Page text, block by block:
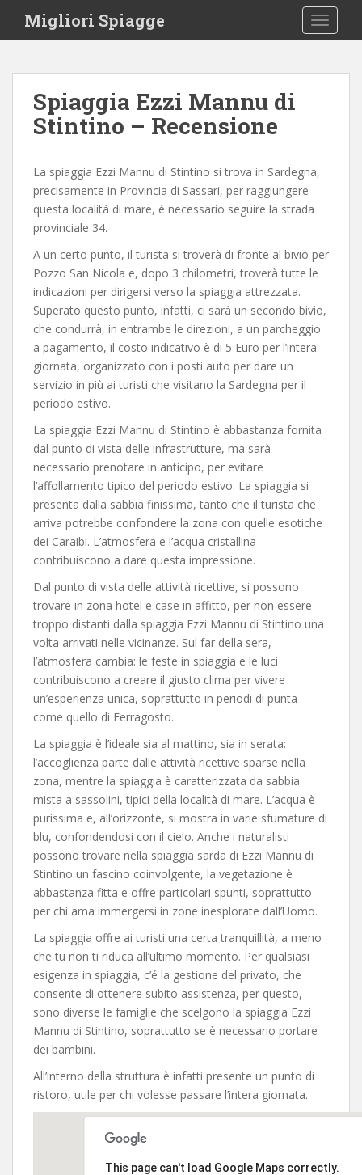
i
Migliori Spiagge
Spiaggia Ezzi Mannu di
Stintino – Recensione
La spiaggia Ezzi Mannu di Stintino si trova in Sardegna,
precisamente in Provincia di Sassari, per raggiungere
questa località di mare, è necessario seguire la strada
provinciale 34.
A un certo punto, il turista si troverà di fronte al bivio per
Pozzo San Nicola e, dopo 3 chilometri, troverà tutte le
indicazioni per dirigersi verso la spiaggia attrezzata.
Superato questo punto, infatti, ci sarà un secondo bivio,
che condurrà, in entrambe le direzioni, a un parcheggio
a pagamento, il costo indicativo è di 5 Euro per l’intera
giornata, organizzato con i posti auto per dare un
servizio in più ai turisti che visitano la Sardegna per il
periodo estivo.
La spiaggia Ezzi Mannu di Stintino è abbastanza fornita
dal punto di vista delle infrastrutture, ma sarà
necessario prenotare in anticipo, per evitare
l’affollamento tipico del periodo estivo. La spiaggia si
presenta dalla sabbia finissima, tanto che il turista che
arriva potrebbe confondere la zona con quelle esotiche
dei Caraibi. L’atmosfera e l’acqua cristallina
contribuiscono a dare questa impressione.
Dal punto di vista delle attività ricettive, si possono
trovare in zona hotel e case in affitto, per non essere
troppo distanti dalla spiaggia Ezzi Mannu di Stintino una
volta arrivati nelle vicinanze. Sul far della sera,
l’atmosfera cambia: le feste in spiaggia e le luci
contribuiscono a creare il giusto clima per vivere
un’esperienza unica, soprattutto in periodi di punta
come quello di Ferragosto.
La spiaggia è l’ideale sia al mattino, sia in serata:
l’accoglienza parte dalle attività ricettive sparse nella
zona, mentre la spiaggia è caratterizzata da sabbia
mista a sassolini, tipici della località di mare. L’acqua è
purissima e, all’orizzonte, si mostra in varie sfumature di
blu, confondendosi con il cielo. Anche i naturalisti
possono trovare nella spiaggia sarda di Ezzi Mannu di
Stintino un fascino coinvolgente, la vegetazione è
abbastanza fitta e offre particolari spunti, soprattutto
per chi ama immergersi in zone inesplorate dall’Uomo.
La spiaggia offre ai turisti una certa tranquillità, a meno
che tu non ti riduca all’ultimo momento. Per qualsiasi
esigenza in spiaggia, c’é la gestione del privato, che
consente di ottenere subito assistenza, per questo,
sono diverse le famiglie che scelgono la spiaggia Ezzi
Mannu di Stintino, soprattutto se è necessario portare
dei bambini.
All’interno della struttura è infatti presente un punto di
ristoro, utile per chi volesse passare l’intera giornata.
This page can't load Google Maps correctly.